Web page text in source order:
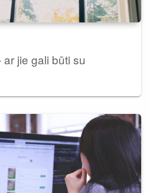
jie gali būti su